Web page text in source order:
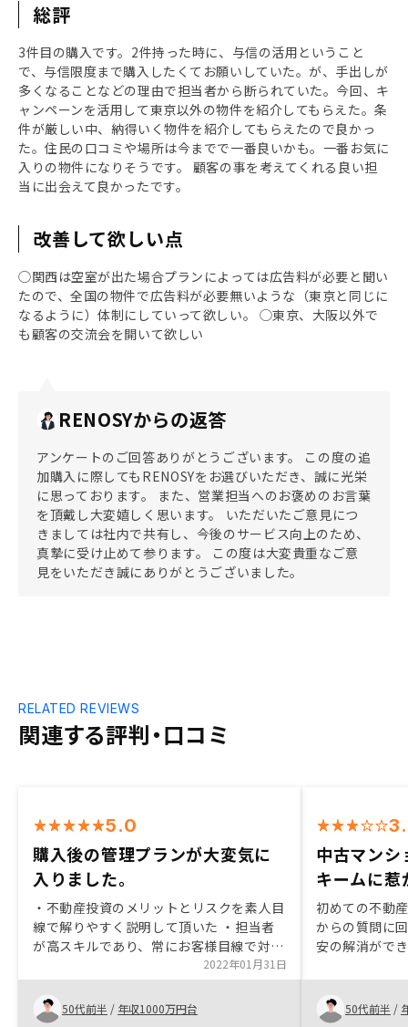
総評
3件目の購入です。2件持った時に、与信の活用ということ
で、与信限度まで購入したくてお願いしていた。が、手出しが
多くなることなどの理由で担当者から断られていた。今回、キ
ャンペーンを活用して東京以外の物件を紹介してもらえた。条
件が厳しい中、納得いく物件を紹介してもらえたので良かっ
た。住民の口コミや場所は今までで一番良いかも。一番お気に
入りの物件になりそうです。 顧客の事を考えてくれる良い担
当に出会えて良かったです。
改善して欲しい点
◯関西は空室が出た場合プランによっては広告料が必要と聞い
たので、全国の物件で広告料が必要無いような（東京と同じに
なるように）体制にしていって欲しい。 ◯東京、大阪以外で
も顧客の交流会を開いて欲しい
RENOSYからの返答
アンケートのご回答ありがとうございます。 この度の追
加購入に際してもRENOSYをお選びいただき、誠に光栄
に思っております。 また、営業担当へのお褒めのお言葉
を頂戴し大変嬉しく思います。 いただいたご意見につ
きましては社内で共有し、今後のサービス向上のため、
真摯に受け止めて参ります。 この度は大変貴重なご意
見をいただき誠にありがとうございました。
関連する評判・口コミ
RELATED REVIEWS
5.0
購入後の管理プランが大変気に
入りました。
・不動産投資のメリットとリスクを素人目
線で解りやすく説明して頂いた ・担当者
が高スキルであり、常にお客様目線で対応
頂けるので、常に安心して話を進める事が
出来た ・立派で清潔なオフィスでのお話
合いだったので、毎度心地良かった。他社
で不動産を購入した方々に対しマスタープ
2022年01月31日
50代前半 / 年収1000万円台
中古マンシ
キームに惹
初めての不動
からの質問に
安の解消がで
ームとしては
できる方であ
と思います。
50代前半 /